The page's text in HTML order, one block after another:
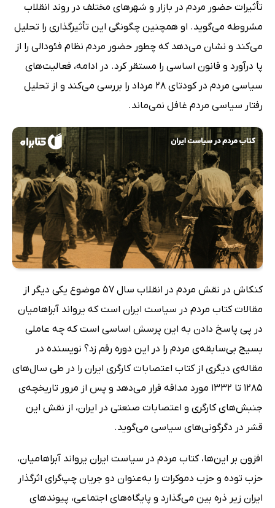
تأثیرات حضور مردم در بازار و شهرهای مختلف در روند انقلاب
مشروطه می‌گوید. او همچنین چگونگی این تأثیرگذاری را تحلیل
می‌کند و نشان می‌دهد که چطور حضور مردم نظام فئودالی را از
پا درآورد و قانون اساسی را مستقر کرد. در ادامه، فعالیت‌های
سیاسی مردم در کودتای 28 مرداد را بررسی می‌کند و از تحلیل
رفتار سیاسی مردم غافل نمی‌ماند.
کنکاش در نقش مردم در انقلاب سال 57 موضوع یکی دیگر از
مقالات کتاب مردم در سیاست ایران است که یرواند آبراهامیان
در پی پاسخ دادن به این پرسش اساسی است که چه عاملی
بسیج بی‌سابقه‌ی مردم را در این دوره رقم زد؟ نویسنده در
مقاله‌ی دیگری از کتاب اعتصابات کارگری ایران را در طی سال‌های
1285 تا 1332 مورد مداقه قرار می‌دهد و پس از مرور تاریخچه‌ی
جنبش‌های کارگری و اعتصابات صنعتی در ایران، از نقش این
قشر در دگرگونی‌های سیاسی می‌گوید.
افزون بر این‌ها، کتاب مردم در سیاست ایران یرواند آبراهامیان،
حزب توده و حزب دموکرات را به‌عنوان دو جریان چپ‌گرای اثرگذار
ایران زیر ذره بین می‌گذارد و پایگاه‌های اجتماعی، پیوندهای